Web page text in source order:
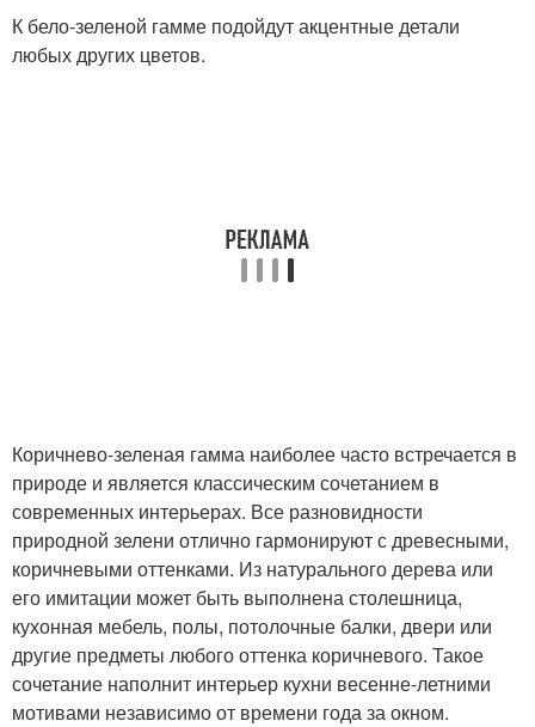
К бело-зеленой гамме подойдут акцентные детали
любых других цветов.
Коричнево-зеленая гамма наиболее часто встречается в
природе и является классическим сочетанием в
современных интерьерах. Все разновидности
природной зелени отлично гармонируют с древесными,
коричневыми оттенками. Из натурального дерева или
его имитации может быть выполнена столешница,
кухонная мебель, полы, потолочные балки, двери или
другие предметы любого оттенка коричневого. Такое
сочетание наполнит интерьер кухни весенне-летними
мотивами независимо от времени года за окном.